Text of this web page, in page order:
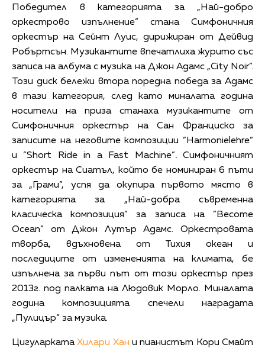
Победител в категорията за „Най-добро
оркестрово изпълнение” стана Симфоничния
оркестър на Сейнт Луис, дирижиран от Дейвид
Робъртсън. Музикантите впечатлиха журито със
записа на албума с музика на Джон Адамс „City Noir”.
Този диск бележи втора поредна победа за Адамс
в тази категория, след като миналата година
носители на приза станаха музикантите от
Симфоничния оркестър на Сан Франциско за
записите на неговите композиции ”Harmonielehre”
и ”Short Ride in a Fast Machine”.
Симфоничният
оркестър на Сиатъл, който бе номиниран 6 пъти
за „Грами”, успя да окупира първото място в
категорията за „Най-добра съвременна
класическа композиция” за записа на ”Become
Ocean” от Джон Лутър Адамс. Оркестровата
творба, вдъхновена от Тихия океан и
последиците от измененията на климата, бе
изпълнена за първи път от този оркестър през
2013г. под палката на Людовик Морло. Миналата
година композицията спечели наградата
„Пулицър” за музика.
ЦигуларкатаХилари Хан и пианистът Кори Смайт